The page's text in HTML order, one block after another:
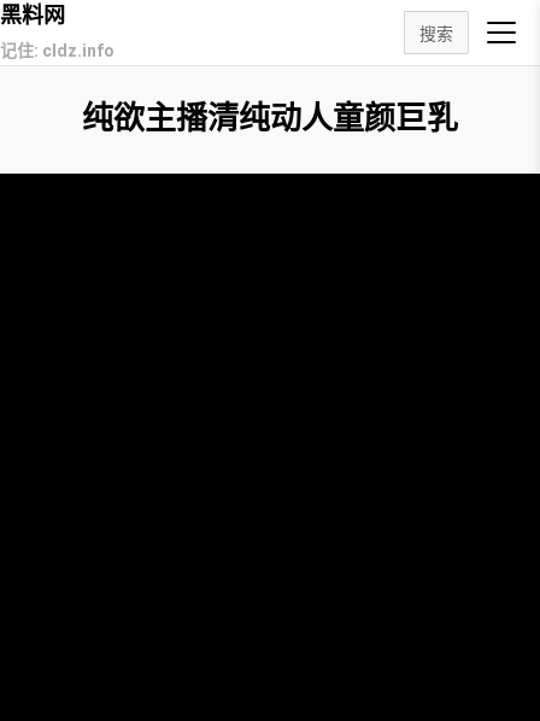
黑料网
记住: cldz.info
搜索
纯欲主播清纯动人童颜巨乳